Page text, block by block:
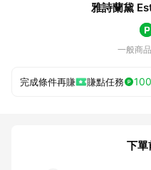
雅詩蘭黛
一般商
完成條件再賺 賺點任務 100
下單